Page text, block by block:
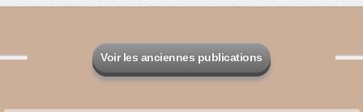
Voir les anciennes publications